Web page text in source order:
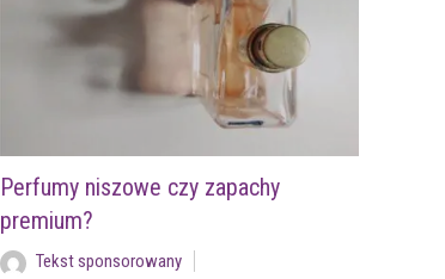
Perfumy niszowe czy zapachy
premium?
Tekst sponsorowany